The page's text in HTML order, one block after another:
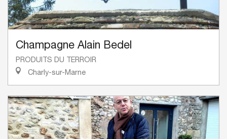
Champagne Alain Bedel
PRODUITS DU TERROIR
Charly-sur-Marne